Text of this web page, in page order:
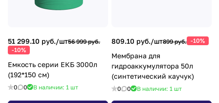
51 299.10 руб./шт56 999 руб.
-10%
Емкость серии ЕКБ 3000л
(192*150 см)
0 0 В наличии: 1 шт
809.10 руб./шт899 руб. -10%
Мембрана для
гидроаккумулятора 50л
(синтетический каучук)
0 0 В наличии: 1 шт